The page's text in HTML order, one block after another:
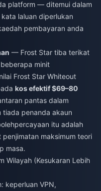
platform — ditemui dalam
laluan diperlukan
pembayaran anda
— Frost Star tiba terikat
minit
Frost Star Whiteout
kos efektif $69–80
pantas dalam
penanda akaun
itu adalah
maksimum teori
masa.
Wilayah (Kesukaran Lebih
keperluan VPN,